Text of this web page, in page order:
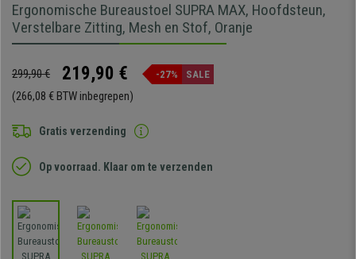
Ergonomische Bureaustoel SUPRA MAX, Hoofdsteun,
Verstelbare Zitting, Mesh en Stof, Oranje
299,90 € 219,90 € -27% SALE
(266,08 € BTW inbegrepen)
Gratis verzending
Op voorraad. Klaar om te verzenden